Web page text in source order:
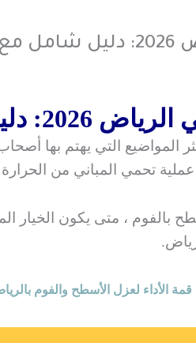
نصائح عملية
المواضيع التي يهتم بها
، متى يكون الخيار
الأداء لعزل الأسطح والفوم بالرياض